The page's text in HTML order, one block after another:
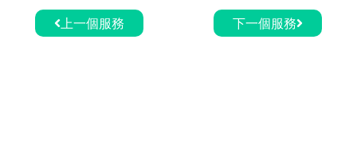
上一個服務 下一個服務